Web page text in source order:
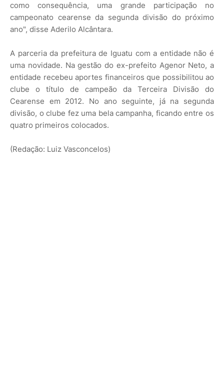
como consequência, uma grande participação no
campeonato cearense da segunda divisão do próximo
ano", disse Aderilo Alcântara.
A parceria da prefeitura de Iguatu com a entidade não é
uma novidade. Na gestão do ex-prefeito Agenor Neto, a
entidade recebeu aportes financeiros que possibilitou ao
clube o título de campeão da Terceira Divisão do
Cearense em 2012. No ano seguinte, já na segunda
divisão, o clube fez uma bela campanha, ficando entre os
quatro primeiros colocados.
(Redação: Luiz Vasconcelos)